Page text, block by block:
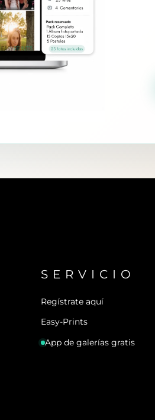
SERVICIO
Regístrate aquí
Easy-Prints
App de galerías gratis